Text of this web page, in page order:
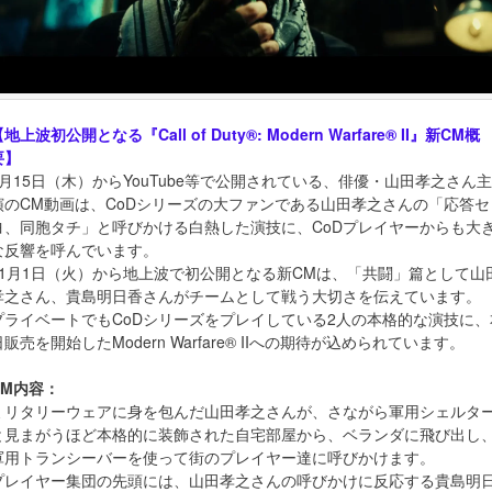
地上波初公開となる『Call of Duty®: Modern Warfare® II』新CM概
15日（木）からYouTube等で公開されている、俳優・山田孝之さん主
のCM動画は、CoDシリーズの大ファンである山田孝之さんの「応答セ
、同胞タチ」と呼びかける白熱した演技に、CoDプレイヤーからも大き
響を呼んでいます。
月1日（火）から地上波で初公開となる新CMは、「共闘」篇として山
之さん、貴島明日香さんがチームとして戦う大切さを伝えています。
ライベートでもCoDシリーズをプレイしている2人の本格的な演技に
販売を開始したModern Warfare® IIへの期待が込められています。
内容：
リタリーウェアに身を包んだ山田孝之さんが、さながら軍用シェルタ
見まがうほど本格的に装飾された自宅部屋から、ベランダに飛び出し、
用トランシーバーを使って街のプレイヤー達に呼びかけます。
レイヤー集団の先頭には、山田孝之さんの呼びかけに反応する貴島明